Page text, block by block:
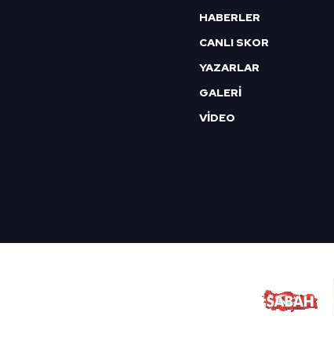
HABERLER
CANLI SKOR
YAZARLAR
GALERİ
VİDEO